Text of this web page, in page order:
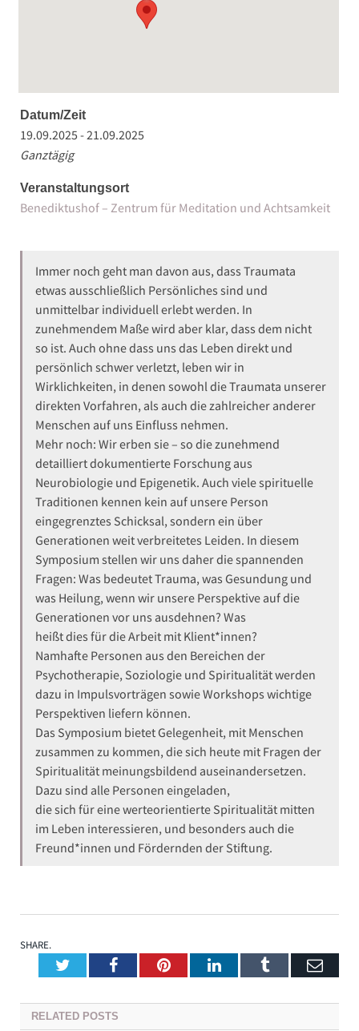
Datum/Zeit
19.09.2025 - 21.09.2025
Ganztägig
Veranstaltungsort
Benediktushof – Zentrum für Meditation und Achtsamkeit
Immer noch geht man davon aus, dass Traumata
etwas ausschließlich Persönliches sind und
unmittelbar individuell erlebt werden. In
zunehmendem Maße wird aber klar, dass dem nicht
so ist. Auch ohne dass uns das Leben direkt und
persönlich schwer verletzt, leben wir in
Wirklichkeiten, in denen sowohl die Traumata unserer
direkten Vorfahren, als auch die zahlreicher anderer
Menschen auf uns Einfluss nehmen.
Mehr noch: Wir erben sie – so die zunehmend
detailliert dokumentierte Forschung aus
Neurobiologie und Epigenetik. Auch viele spirituelle
Traditionen kennen kein auf unsere Person
eingegrenztes Schicksal, sondern ein über
Generationen weit verbreitetes Leiden. In diesem
Symposium stellen wir uns daher die spannenden
Fragen: Was bedeutet Trauma, was Gesundung und
was Heilung, wenn wir unsere Perspektive auf die
Generationen vor uns ausdehnen? Was
heißt dies für die Arbeit mit Klient*innen?
Namhafte Personen aus den Bereichen der
Psychotherapie, Soziologie und Spiritualität werden
dazu in Impulsvorträgen sowie Workshops wichtige
Perspektiven liefern können.
Das Symposium bietet Gelegenheit, mit Menschen
zusammen zu kommen, die sich heute mit Fragen der
Spiritualität meinungsbildend auseinandersetzen.
Dazu sind alle Personen eingeladen,
die sich für eine werteorientierte Spiritualität mitten
im Leben interessieren, und besonders auch die
Freund*innen und Fördernden der Stiftung.
SHARE.
TwitterFacebookPinterestLinkedInTumblr
RELATED POSTS